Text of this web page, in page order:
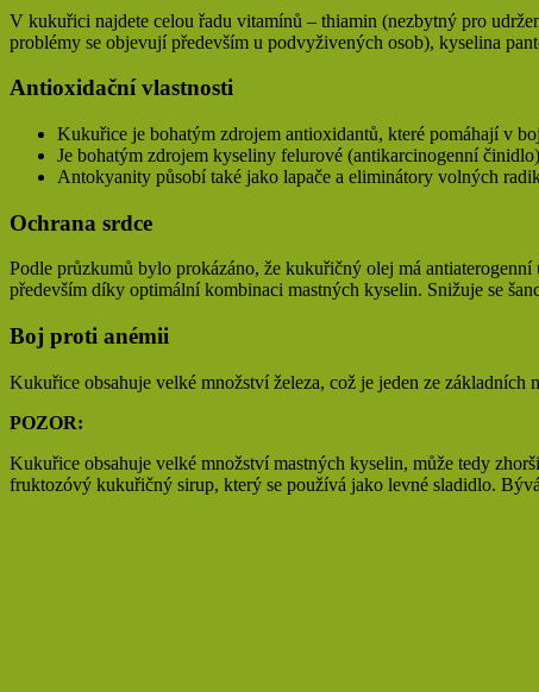
V kukuřici najdete celou řadu vitamínů – thiamin (nezbytný pro
problémy se objevují především u podvyživených osob), kyselina
Antioxidační vlastnosti
Kukuřice je bohatým zdrojem antioxidantů, které pomáhají v
Je bohatým zdrojem kyseliny felurové (antikarcinogenní
Antokyanity působí také jako lapače a eliminátory volných
Ochrana srdce
Podle průzkumů bylo prokázáno, že kukuřičný olej má
především díky optimální kombinaci mastných kyselin. Snižuje se
Boj proti anémii
Kukuřice obsahuje velké množství železa, což je jeden ze
POZOR:
Kukuřice obsahuje velké množství mastných kyselin, může tedy
fruktozóvý kukuřičný sirup, který se používá jako levné sladidlo.